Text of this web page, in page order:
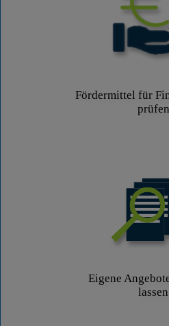
Fördermittel für
prüfen
Eigene
lassen